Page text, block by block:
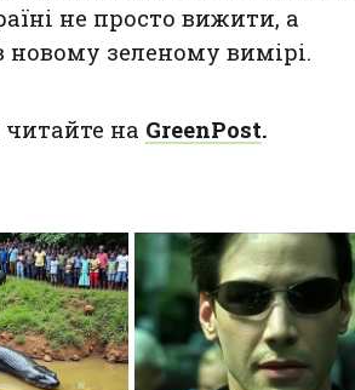
не просто вижити, а
новому зеленому вимірі.
на GreenPost.